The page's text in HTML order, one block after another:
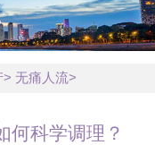
> 无痛人流>
何科学调理？